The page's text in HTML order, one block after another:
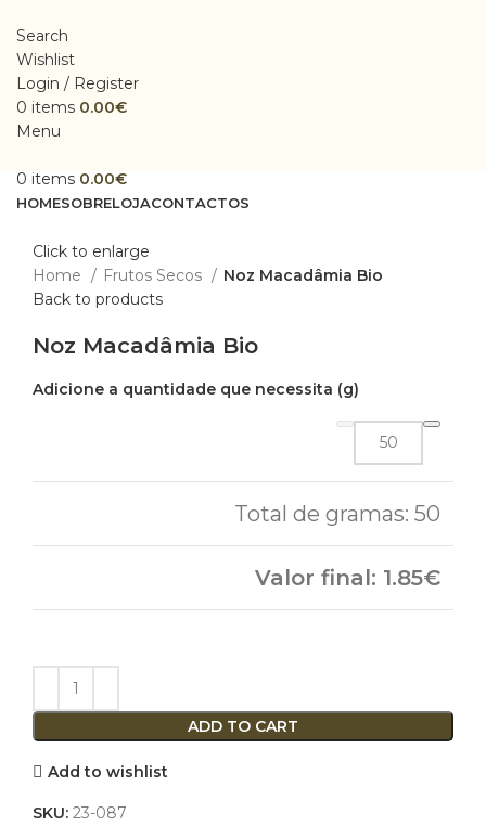
Search
Wishlist
Login / Register
0 items 0.00€
Menu
0 items 0.00€
HOMESOBRELOJACONTACTOS
Click to enlarge
Home
Frutos Secos
Noz Macadâmia Bio
Back to products
Noz Macadâmia Bio
50
1.85
ADD TO CART
Add to wishlist
SKU: 23-087